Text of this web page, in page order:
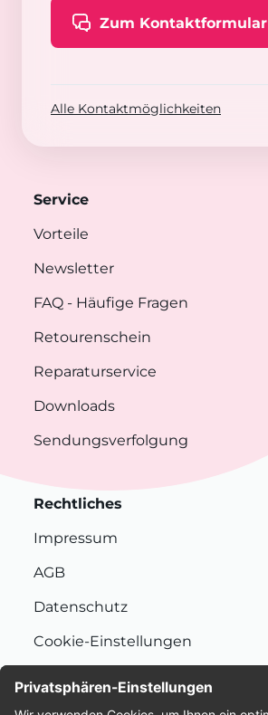
Zum Kontaktformular
Alle Kontaktmöglichkeiten
Service
Vorteile
Newsletter
FAQ - Häufige Fragen
Retourenschein
Reparaturservice
Downloads
Sendungsverfolgung
Rechtliches
Impressum
AGB
Datenschutz
Cookie-Einstellungen